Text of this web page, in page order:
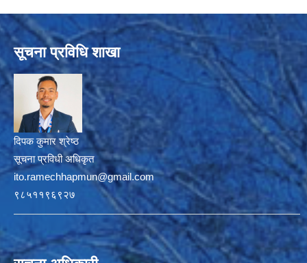
सूचना प्रविधि शाखा
दिपक कुमार श्रेष्ठ
सूचना प्रविधी अधिकृत
ito.ramechhapmun@gmail.com
९८५११९६९२७